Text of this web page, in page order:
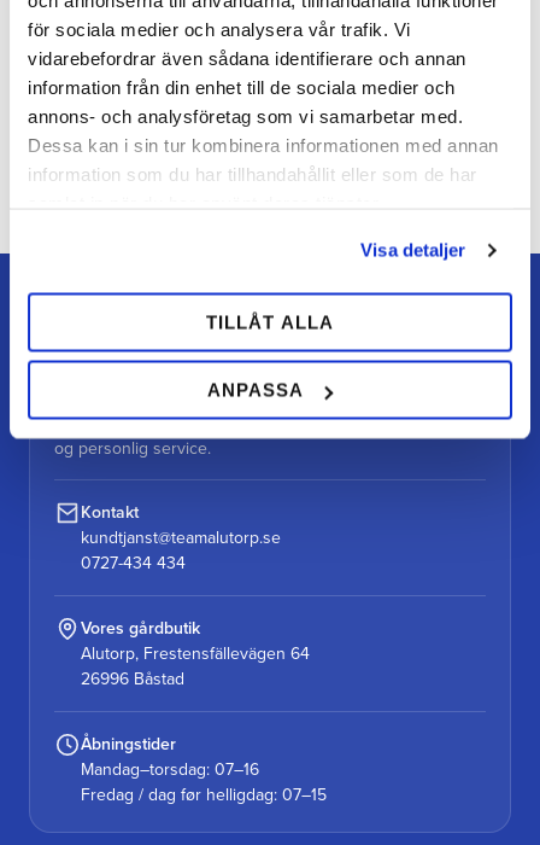
för sociala medier och analysera vår trafik. Vi
vidarebefordrar även sådana identifierare och annan
information från din enhet till de sociala medier och
annons- och analysföretag som vi samarbetar med.
Dessa kan i sin tur kombinera informationen med annan
information som du har tillhandahållit eller som de har
Visa detaljer
TILLÅT ALLA
ANPASSA
Bliv den første, der giver en bedømmelse.
Din hovslagerbutik online med stort lager, hurtig levering
og personlig service.
Kontakt
kundtjanst@teamalutorp.se
0727-434 434
Vores gårdbutik
Alutorp, Frestensfällevägen 64
26996 Båstad
Åbningstider
Mandag–torsdag: 07–16
Fredag / dag før helligdag: 07–15